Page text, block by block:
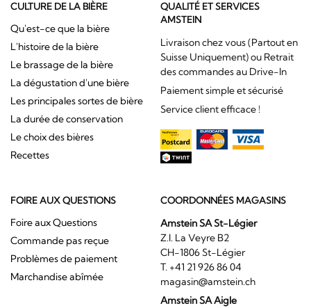
CULTURE DE LA BIÈRE
Qu'est-ce que la bière
L'histoire de la bière
Le brassage de la bière
La dégustation d'une bière
Les principales sortes de bière
La durée de conservation
Le choix des bières
Recettes
QUALITÉ ET SERVICES
AMSTEIN
Livraison chez vous (Partout en
Suisse Uniquement) ou Retrait
des commandes au Drive-In
Paiement simple et sécurisé
Service client efficace !
FOIRE AUX QUESTIONS
Foire aux Questions
Commande pas reçue
Problèmes de paiement
Marchandise abîmée
COORDONNÉES MAGASINS
Amstein SA St-Légier
Z.I. La Veyre B2
CH-1806 St-Légier
T. +41 21 926 86 04
magasin@amstein.ch
Amstein SA Aigle